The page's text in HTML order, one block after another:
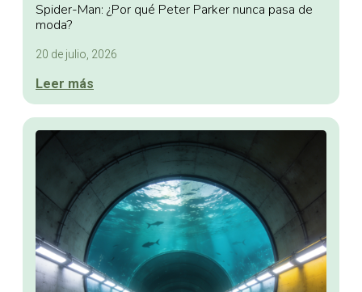
Spider-Man: ¿Por qué Peter Parker nunca pasa de
moda?
20 de julio, 2026
Leer más